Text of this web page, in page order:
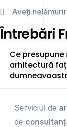
Aveți
Întrebări
Ce
arhitectură
Serviciul de
de